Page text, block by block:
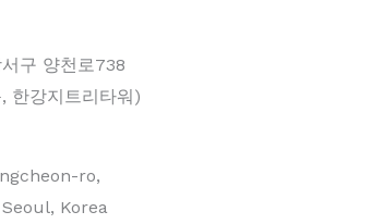
구 양천로738
한강지트리타워)
ro,
Korea